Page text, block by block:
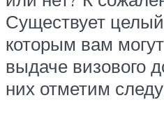
Существует
которым вам
выдаче визового
них отметим